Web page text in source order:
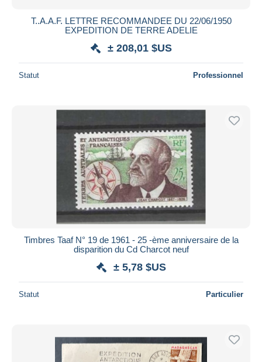
T..A.A.F. LETTRE RECOMMANDEE DU 22/06/1950
EXPEDITION DE TERRE ADELIE
± 208,01 $US
Statut Professionnel
Timbres Taaf N° 19 de 1961 - 25 -ème anniversaire de la
disparition du Cd Charcot neuf
± 5,78 $US
Statut Particulier